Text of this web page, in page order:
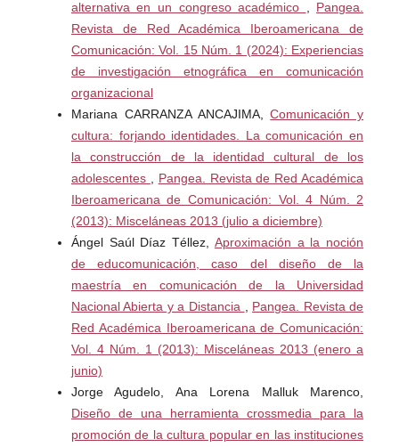
del diseño para innovación en N. A. Gonzales Vega (Ed.),
Teoría, Proceso y Aplicación (pp.195-203). Facultad del
Hábitat de la Universidad Autónoma de San Luis Potosí.
De la Barrera Medina, M. S., Moreno Codina, T., & López
Flores, N. (2017a). De lo cotidiano a la innovación.
Contribuciones entre antropología y diseño. En Tercer
simposio académico sobre la Enseñanza del Diseño,
BICeBé, (pp.49-57). Universidad Católica Boliviana “San
Pablo”. ttps://acortar.link/slbo54
Fava, A. (2015). Antropología del diseño, ¿para qué?
Recuperado el 6 de diciembre de 2024 en
https://rephip.unr.edu.ar/server/api/core/bitstreams/28b8a
d80-19fc-4a9d-ba7e-adf404abfb67/content
Geertz, C. (1973). The Interpretation of Cultures. Basic
Books.
Guber, R. (2001). La etnografía. Método, campo y
reflexividad. Grupo Editorial Norma.
alternativa en un congreso académico
Pangea.
Revista de Red Académica Iberoamericana de
Comunicación: Vol. 15 Núm. 1 (2024): Experiencias
de investigación etnográfica en comunicación
organizacional
Mariana CARRANZA ANCAJIMA,Comunicación y
cultura: forjando identidades. La comunicación en
la construcción de la identidad cultural de los
adolescentes
Pangea. Revista de Red Académica
Iberoamericana de Comunicación: Vol. 4 Núm. 2
(2013): Misceláneas 2013 (julio a diciembre)
Ángel Saúl Díaz Téllez, Aproximación a la noción
de educomunicación, caso del diseño de la
maestría en comunicación de la Universidad
Nacional Abierta y a Distancia
Pangea. Revista de
Red Académica Iberoamericana de Comunicación:
Vol. 4 Núm. 1 (2013): Misceláneas 2013 (enero a
junio)
Jorge Agudelo, Ana Lorena Malluk Marenco,
Diseño de una herramienta crossmedia para la
promoción de la cultura popular en las instituciones